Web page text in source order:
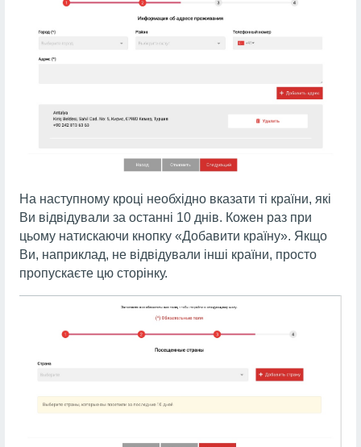
На наступному кроці необхідно вказати ті країни, які
Ви відвідували за останні 10 днів. Кожен раз при
цьому натискаючи кнопку «Добавити країну». Якщо
Ви, наприклад, не відвідували інші країни, просто
пропускаєте цю сторінку.